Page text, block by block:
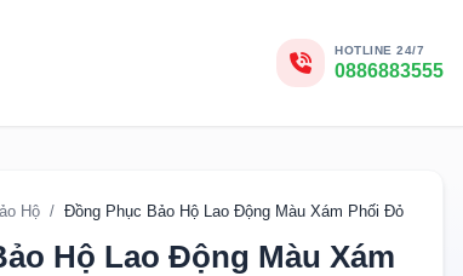
HOTLINE 24/7
0886883555
Hộ / Đồng Phục Bảo Hộ Lao Động Màu Xám Phối Đỏ
Hộ Lao Động Màu Xám